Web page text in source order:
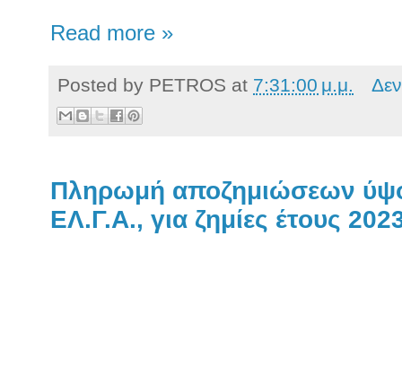
Read more »
Posted by PETROS at 7:31:00 μ.μ.
Πληρωμή αποζημιώσεων
ΕΛ.Γ.Α., για ζημίες έτους